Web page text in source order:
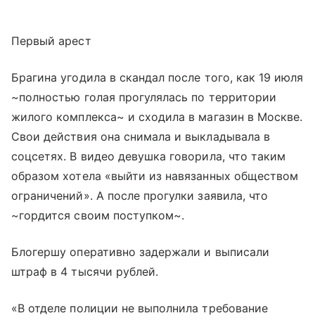
Первый арест
Брагина угодила в скандал после того, как 19 июля
~полностью голая прогулялась по территории
жилого комплекса~ и сходила в магазин в Москве.
Свои действия она снимала и выкладывала в
соцсетях. В видео девушка говорила, что таким
образом хотела «выйти из навязанных обществом
ограничений». А после прогулки заявила, что
~гордится своим поступком~.
Блогершу оперативно задержали и выписали
штраф в 4 тысячи рублей.
«В отделе полиции не выполнила требование